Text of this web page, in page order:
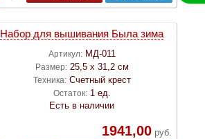
Набор для вышивания Была зима
Артикул: МД-011
Размер: 25,5 х 31,2 см
Техника: Счетный крест
Остаток: 1 ед.
Есть в наличии
1941,00руб.